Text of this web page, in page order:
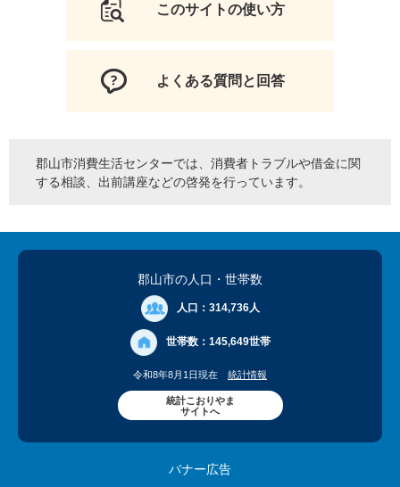
このサイトの使い方
よくある質問と回答
郡山市消費生活センターでは、消費者トラブルや借金に関
する相談、出前講座などの啓発を行っています。
郡山市の人口 ・世帯数
人口： 314,736人
世帯数： 145,649世帯
令和8年8月1日現在 統計情報
統計こおりやま
サイトへ
バナー広告